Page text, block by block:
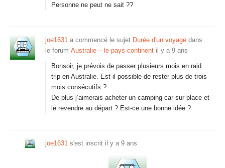
Personne ne peut ne sait ??
joe1631 a commencé le sujet Durée d'un voyage dans
le forum Australie – le pays-continent il y a 9 ans
Bonsoir, je prévois de passer plusieurs mois en raid
trip en Australie. Est-il possible de rester plus de trois
mois consécutifs ?
De plus j’aimerais acheter un camping car sur place et
le revendre au départ ? Est-ce une bonne idée ?
joe1631 s'est inscrit il y a 9 ans